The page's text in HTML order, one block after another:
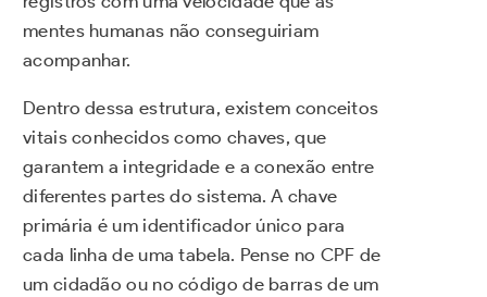
mentes humanas não conseguiriam
acompanhar.
Dentro dessa estrutura, existem conceitos
vitais conhecidos como chaves, que
garantem a integridade e a conexão entre
diferentes partes do sistema. A chave
primária é um identificador único para
cada linha de uma tabela. Pense no CPF de
um cidadão ou no código de barras de um